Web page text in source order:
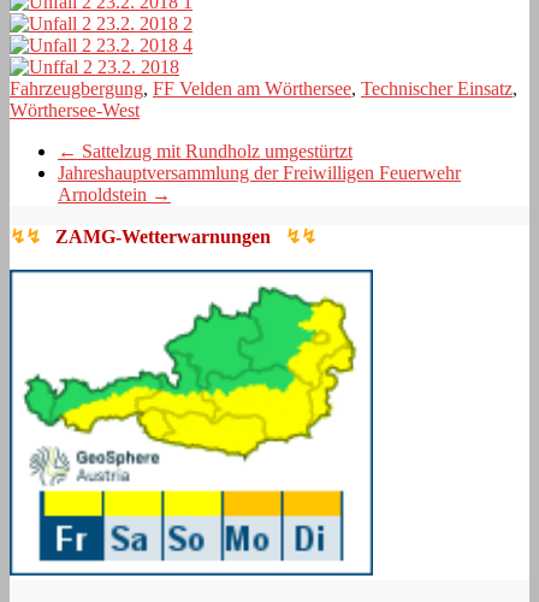
Fahrzeugbergung, FF Velden am Wörthersee, Technischer Einsatz,
Wörthersee-West
← Sattelzug mit Rundholz umgestürtzt
Jahreshauptversammlung der Freiwilligen Feuerwehr
Arnoldstein →
↯↯ ZAMG-Wetterwarnungen ↯↯